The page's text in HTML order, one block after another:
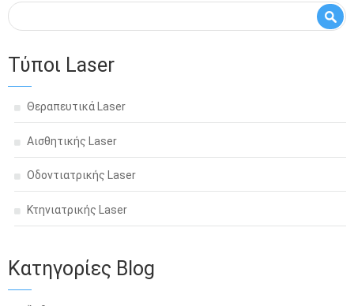
Φόρμα αναζήτησης
Αναζήτηση
Τύποι Laser
Θεραπευτικά Laser
Αισθητικής Laser
Οδοντιατρικής Laser
Κτηνιατρικής Laser
Κατηγορίες Blog